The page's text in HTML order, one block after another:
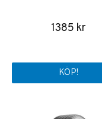
1385 kr
KÖP!